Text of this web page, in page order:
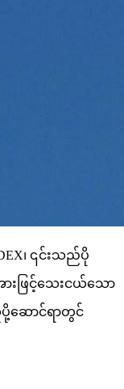
၊ ၎င်းသည်ပို
းဖြင့်သေးငယ်သော
ဆောင်ရာတွင်